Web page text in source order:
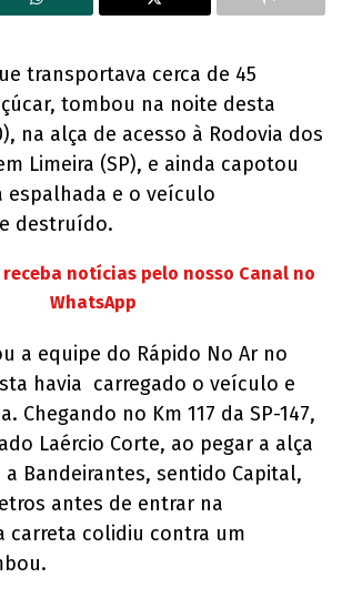
transportava cerca de 45
tombou na noite desta
na alça de acesso à Rodovia dos
Limeira (SP), e ainda capotou
espalhada e o veículo
destruído.
receba notícias pelo nosso Canal no
WhatsApp
a equipe do Rápido No Ar no
havia carregado o veículo e
Chegando no Km 117 da SP-147,
Laércio Corte, ao pegar a alça
a Bandeirantes, sentido Capital,
antes de entrar na
carreta colidiu contra um